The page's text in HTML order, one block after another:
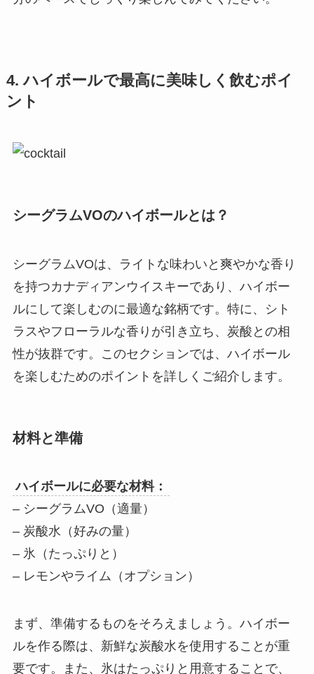
4. ハイボールで最高に美味しく飲むポイ
ント
シーグラムVOのハイボールとは？
シーグラムVOは、ライトな味わいと爽やかな香り
を持つカナディアンウイスキーであり、ハイボー
ルにして楽しむのに最適な銘柄です。特に、シト
ラスやフローラルな香りが引き立ち、炭酸との相
性が抜群です。このセクションでは、ハイボール
を楽しむためのポイントを詳しくご紹介します。
材料と準備
ハイボールに必要な材料：
– シーグラムVO（適量）
– 炭酸水（好みの量）
– 氷（たっぷりと）
– レモンやライム（オプション）
まず、準備するものをそろえましょう。ハイボー
ルを作る際は、新鮮な炭酸水を使用することが重
要です。また、氷はたっぷりと用意することで、